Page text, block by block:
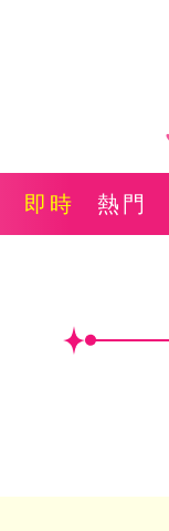
即時 熱門